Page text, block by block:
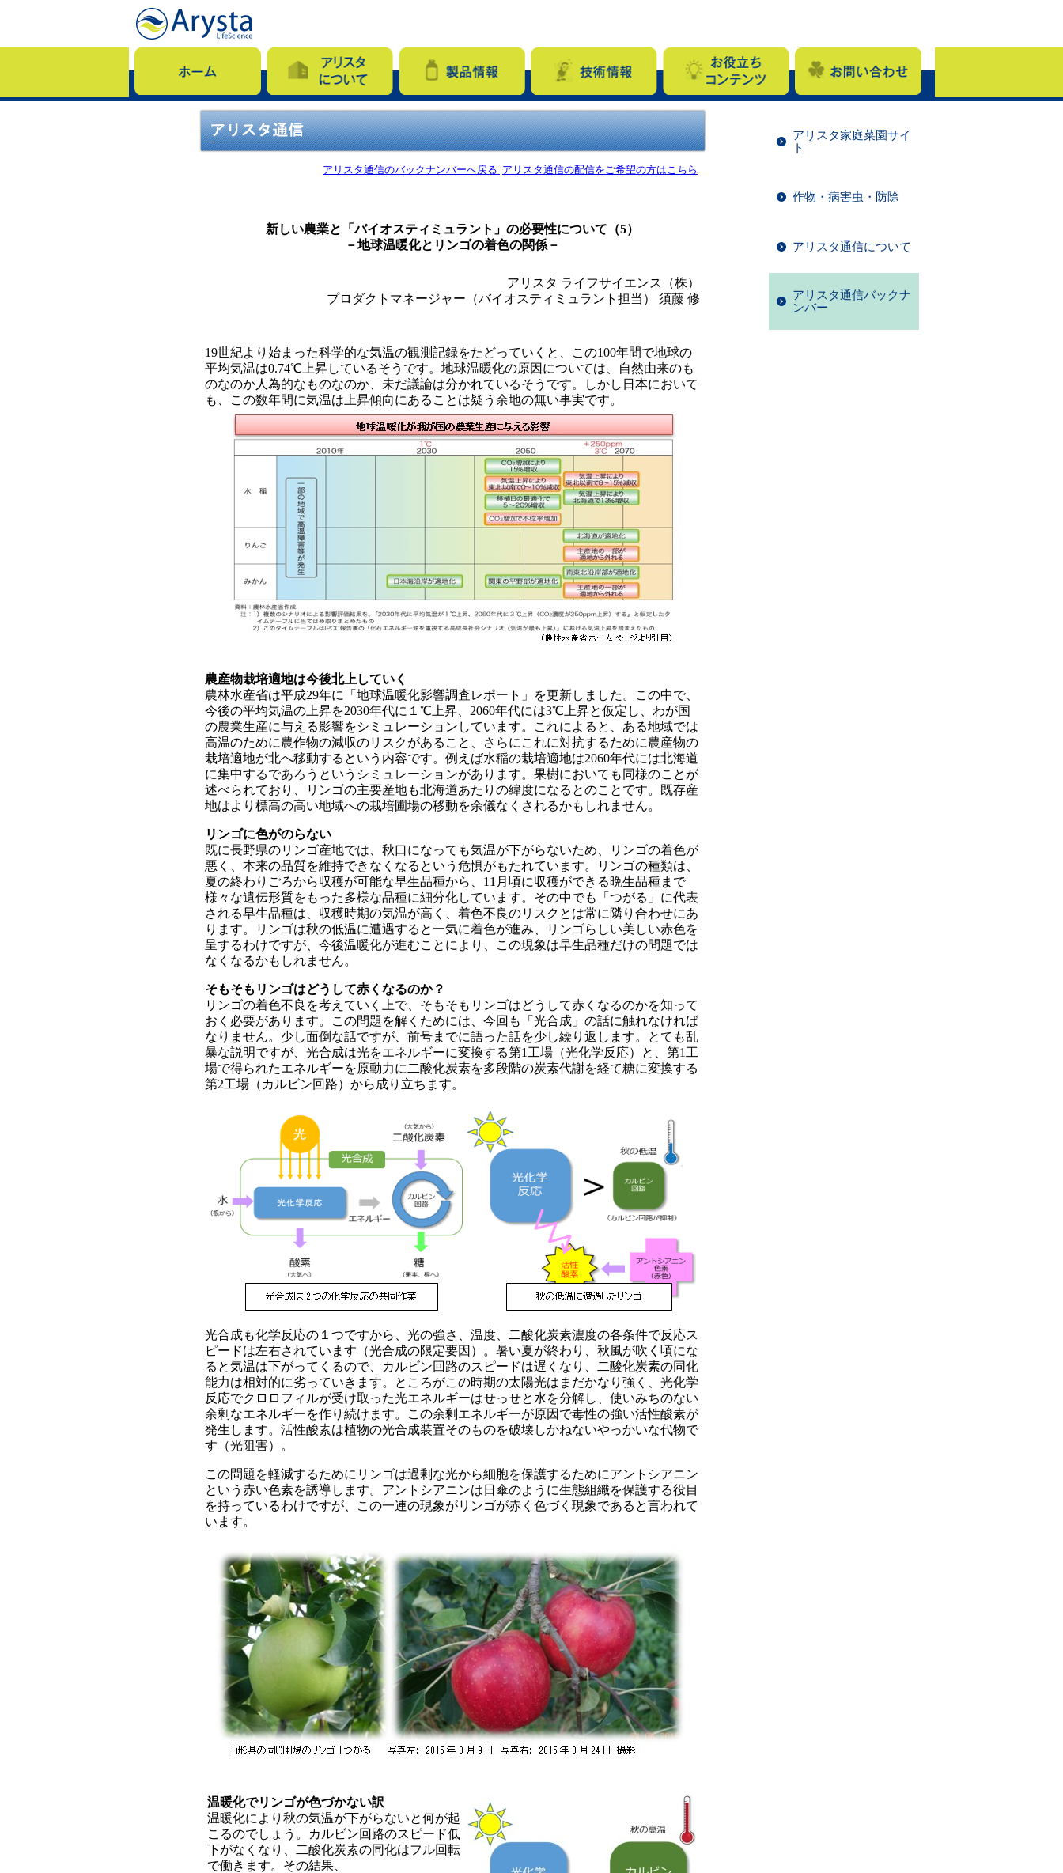
アリスタ通信のバックナンバーへ戻る |アリスタ通信の配信をご希望の方はこちら
新しい農業と「バイオスティミュラント」の必要性について（5）
－地球温暖化とリンゴの着色の関係－
アリスタ ライフサイエンス（株）
プロダクトマネージャー（バイオスティミュラント担当） 須藤 修
19世紀より始まった科学的な気温の観測記録をたどっていくと、この100年間で地球の
平均気温は0.74℃上昇しているそうです。地球温暖化の原因については、自然由来のも
のなのか人為的なものなのか、未だ議論は分かれているそうです。しかし日本において
も、この数年間に気温は上昇傾向にあることは疑う余地の無い事実です。
農産物栽培適地は今後北上していく
農林水産省は平成29年に「地球温暖化影響調査レポート」を更新しました。この中で、
今後の平均気温の上昇を2030年代に１℃上昇、2060年代には3℃上昇と仮定し、わが国
の農業生産に与える影響をシミュレーションしています。これによると、ある地域では
高温のために農作物の減収のリスクがあること、さらにこれに対抗するために農産物の
栽培適地が北へ移動するという内容です。例えば水稲の栽培適地は2060年代には北海道
に集中するであろうというシミュレーションがあります。果樹においても同様のことが
述べられており、リンゴの主要産地も北海道あたりの緯度になるとのことです。既存産
地はより標高の高い地域への栽培圃場の移動を余儀なくされるかもしれません。
リンゴに色がのらない
既に長野県のリンゴ産地では、秋口になっても気温が下がらないため、リンゴの着色が
悪く、本来の品質を維持できなくなるという危惧がもたれています。リンゴの種類は、
夏の終わりごろから収穫が可能な早生品種から、11月頃に収穫ができる晩生品種まで
様々な遺伝形質をもった多様な品種に細分化しています。その中でも「つがる」に代表
される早生品種は、収穫時期の気温が高く、着色不良のリスクとは常に隣り合わせにあ
ります。リンゴは秋の低温に遭遇すると一気に着色が進み、リンゴらしい美しい赤色を
呈するわけですが、今後温暖化が進むことにより、この現象は早生品種だけの問題では
なくなるかもしれません。
そもそもリンゴはどうして赤くなるのか？
リンゴの着色不良を考えていく上で、そもそもリンゴはどうして赤くなるのかを知って
おく必要があります。この問題を解くためには、今回も「光合成」の話に触れなければ
なりません。少し面倒な話ですが、前号までに語った話を少し繰り返します。とても乱
暴な説明ですが、光合成は光をエネルギーに変換する第1工場（光化学反応）と、第1工
場で得られたエネルギーを原動力に二酸化炭素を多段階の炭素代謝を経て糖に変換する
第2工場（カルビン回路）から成り立ちます。
光合成も化学反応の１つですから、光の強さ、温度、二酸化炭素濃度の各条件で反応ス
ピードは左右されています（光合成の限定要因）。暑い夏が終わり、秋風が吹く頃にな
ると気温は下がってくるので、カルビン回路のスピードは遅くなり、二酸化炭素の同化
能力は相対的に劣っていきます。ところがこの時期の太陽光はまだかなり強く、光化学
反応でクロロフィルが受け取った光エネルギーはせっせと水を分解し、使いみちのない
余剰なエネルギーを作り続けます。この余剰エネルギーが原因で毒性の強い活性酸素が
発生します。活性酸素は植物の光合成装置そのものを破壊しかねないやっかいな代物で
す（光阻害）。
この問題を軽減するためにリンゴは過剰な光から細胞を保護するためにアントシアニン
という赤い色素を誘導します。アントシアニンは日傘のように生態組織を保護する役目
を持っているわけですが、この一連の現象がリンゴが赤く色づく現象であると言われて
います。
温暖化でリンゴが色づかない訳
温暖化により秋の気温が下がらないと何が起
こるのでしょう。カルビン回路のスピード低
下がなくなり、二酸化炭素の同化はフル回転
で働きます。その結果、
アリスタ家庭菜園サイ
ト
作物・病害虫・防除
アリスタ通信について
アリスタ通信バックナ
ンバー